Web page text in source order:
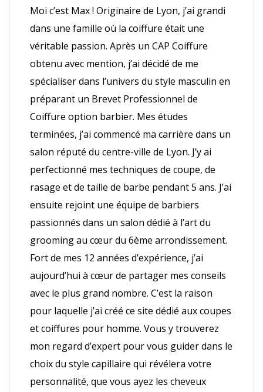
Moi c’est Max ! Originaire de Lyon, j’ai grandi
dans une famille où la coiffure était une
véritable passion. Après un CAP Coiffure
obtenu avec mention, j’ai décidé de me
spécialiser dans l’univers du style masculin en
préparant un Brevet Professionnel de
Coiffure option barbier. Mes études
terminées, j’ai commencé ma carrière dans un
salon réputé du centre-ville de Lyon. J’y ai
perfectionné mes techniques de coupe, de
rasage et de taille de barbe pendant 5 ans. J’ai
ensuite rejoint une équipe de barbiers
passionnés dans un salon dédié à l’art du
grooming au cœur du 6ème arrondissement.
Fort de mes 12 années d’expérience, j’ai
aujourd’hui à cœur de partager mes conseils
avec le plus grand nombre. C’est la raison
pour laquelle j’ai créé ce site dédié aux coupes
et coiffures pour homme. Vous y trouverez
mon regard d’expert pour vous guider dans le
choix du style capillaire qui révélera votre
personnalité, que vous ayez les cheveux